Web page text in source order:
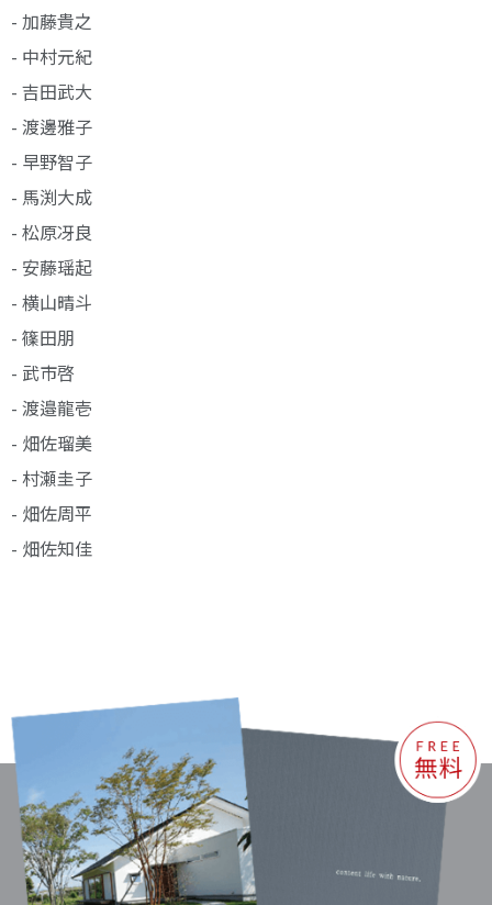
- 加藤貴之
- 中村元紀
- 吉田武大
- 渡邊雅子
- 早野智子
- 馬渕大成
- 松原冴良
- 安藤瑶起
- 横山晴斗
- 篠田朋
- 武市啓
- 渡邉龍壱
- 畑佐瑠美
- 村瀬圭子
- 畑佐周平
- 畑佐知佳